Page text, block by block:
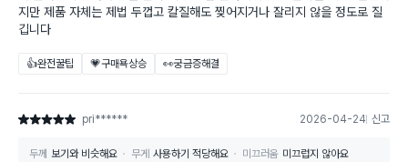
지만 제품 자체는 제법 두껍고 칼질해도 찢어지거나 잘리지 않을 정도로 질
깁니다
👍완전꿀팁 💗구매욕상승 👀궁금증해결
별점 5점 pri****** 2026-04-24 신고
두께 보기와 비슷해요 무게 사용하기 적당해요 미끄러움 미끄럽지 않아요